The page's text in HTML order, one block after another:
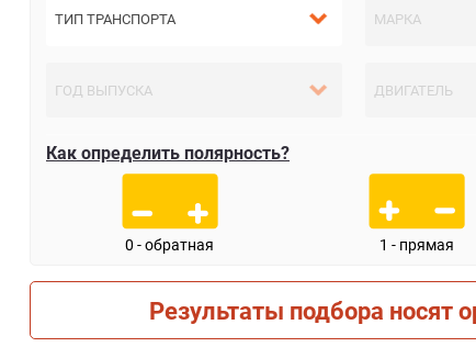
Как определить полярность?
0 - обратная 1 - прямая
Результаты подбора носят